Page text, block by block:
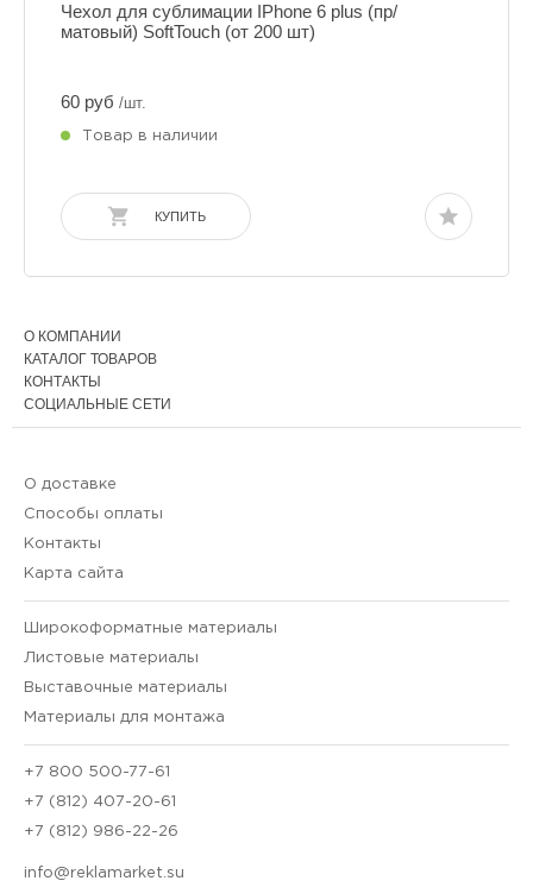
Чехол для сублимации IPhone 6 plus (пр/
матовый) SoftTouch (от 200 шт)
60 руб /шт.
Товар в наличии
КУПИТЬ
О КОМПАНИИ
КАТАЛОГ ТОВАРОВ
КОНТАКТЫ
СОЦИАЛЬНЫЕ СЕТИ
О доставке
Способы оплаты
Контакты
Карта сайта
Широкоформатные материалы
Листовые материалы
Выставочные материалы
Материалы для монтажа
+7 800 500-77-61
+7 (812) 407-20-61
+7 (812) 986-22-26
info@reklamarket.su